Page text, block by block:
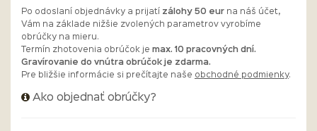
Po odoslaní objednávky a prijatí zálohy 50 eur na náš účet,
Vám na základe nižšie zvolených parametrov vyrobíme
obrúčky na mieru.
Termín zhotovenia obrúčok je max. 10 pracovných dní.
Gravírovanie do vnútra obrúčok je zdarma.
Pre bližšie informácie si prečítajte naše obchodné podmienky.
Ako objednať obrúčky?